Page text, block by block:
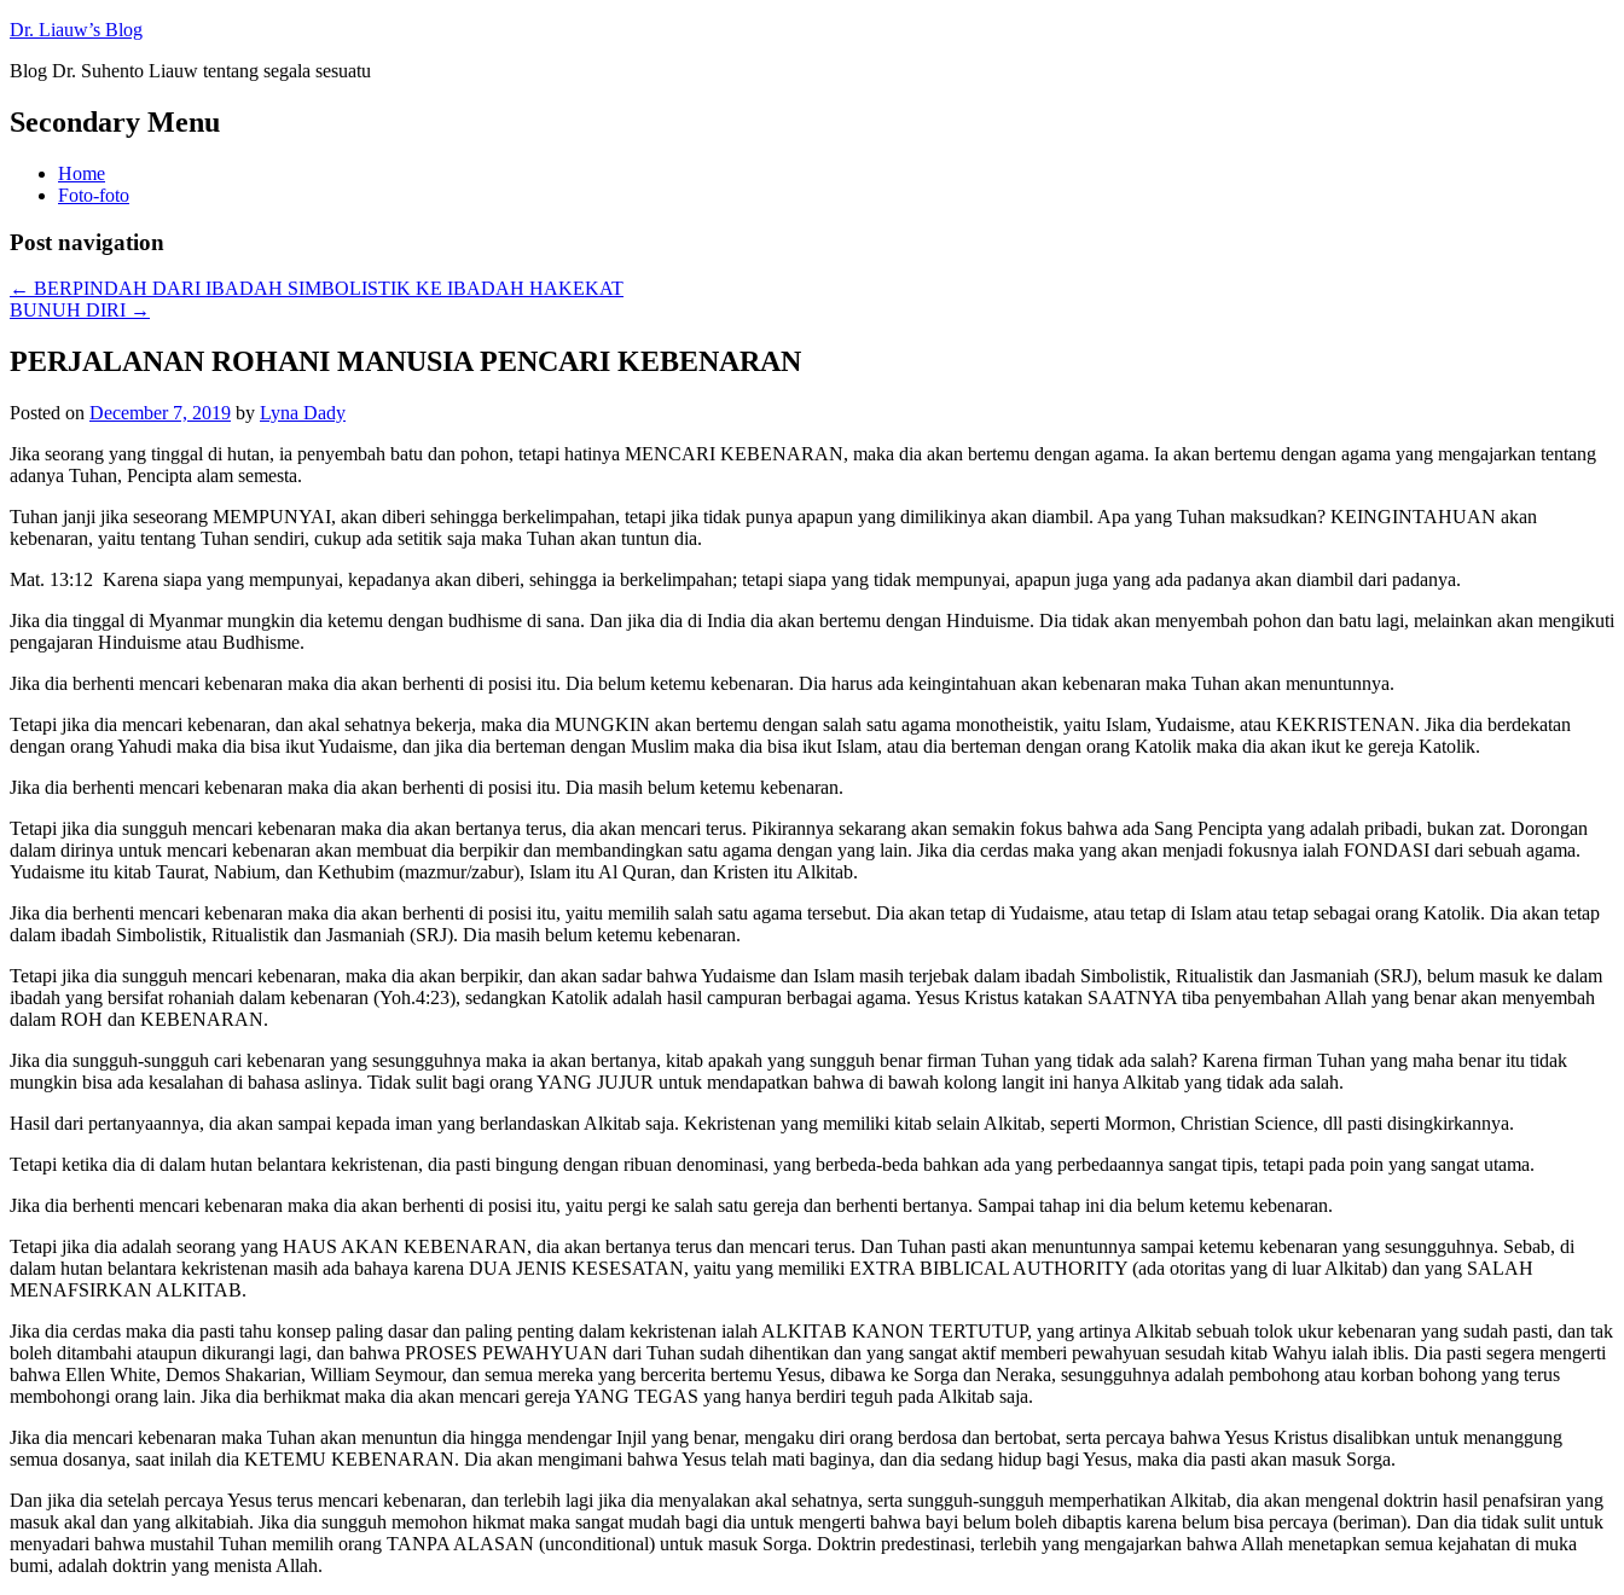
Dr. Liauw’s Blog
Blog Dr. Suhento Liauw tentang segala sesuatu
Secondary Menu
Home
Foto-foto
Post navigation
← BERPINDAH DARI IBADAH SIMBOLISTIK KE IBADAH HAKEKAT
BUNUH DIRI →
PERJALANAN ROHANI MANUSIA PENCARI KEBENARAN
Posted on December 7, 2019 by Lyna Dady
Jika seorang yang tinggal di hutan, ia penyembah batu dan pohon, tetapi hatinya MENCARI KEBENARAN, maka dia akan bertemu dengan agama. Ia akan bertemu dengan agama yang mengajarkan tentang
adanya Tuhan, Pencipta alam semesta.
Tuhan janji jika seseorang MEMPUNYAI, akan diberi sehingga berkelimpahan, tetapi jika tidak punya apapun yang dimilikinya akan diambil. Apa yang Tuhan maksudkan? KEINGINTAHUAN akan
kebenaran, yaitu tentang Tuhan sendiri, cukup ada setitik saja maka Tuhan akan tuntun dia.
Mat. 13:12 Karena siapa yang mempunyai, kepadanya akan diberi, sehingga ia berkelimpahan; tetapi siapa yang tidak mempunyai, apapun juga yang ada padanya akan diambil dari padanya.
Jika dia tinggal di Myanmar mungkin dia ketemu dengan budhisme di sana. Dan jika dia di India dia akan bertemu dengan Hinduisme. Dia tidak akan menyembah pohon dan batu lagi, melainkan akan mengikuti
pengajaran Hinduisme atau Budhisme.
Jika dia berhenti mencari kebenaran maka dia akan berhenti di posisi itu. Dia belum ketemu kebenaran. Dia harus ada keingintahuan akan kebenaran maka Tuhan akan menuntunnya.
Tetapi jika dia mencari kebenaran, dan akal sehatnya bekerja, maka dia MUNGKIN akan bertemu dengan salah satu agama monotheistik, yaitu Islam, Yudaisme, atau KEKRISTENAN. Jika dia berdekatan
dengan orang Yahudi maka dia bisa ikut Yudaisme, dan jika dia berteman dengan Muslim maka dia bisa ikut Islam, atau dia berteman dengan orang Katolik maka dia akan ikut ke gereja Katolik.
Jika dia berhenti mencari kebenaran maka dia akan berhenti di posisi itu. Dia masih belum ketemu kebenaran.
Tetapi jika dia sungguh mencari kebenaran maka dia akan bertanya terus, dia akan mencari terus. Pikirannya sekarang akan semakin fokus bahwa ada Sang Pencipta yang adalah pribadi, bukan zat. Dorongan
dalam dirinya untuk mencari kebenaran akan membuat dia berpikir dan membandingkan satu agama dengan yang lain. Jika dia cerdas maka yang akan menjadi fokusnya ialah FONDASI dari sebuah agama.
Yudaisme itu kitab Taurat, Nabium, dan Kethubim (mazmur/zabur), Islam itu Al Quran, dan Kristen itu Alkitab.
Jika dia berhenti mencari kebenaran maka dia akan berhenti di posisi itu, yaitu memilih salah satu agama tersebut. Dia akan tetap di Yudaisme, atau tetap di Islam atau tetap sebagai orang Katolik. Dia akan tetap
dalam ibadah Simbolistik, Ritualistik dan Jasmaniah (SRJ). Dia masih belum ketemu kebenaran.
Tetapi jika dia sungguh mencari kebenaran, maka dia akan berpikir, dan akan sadar bahwa Yudaisme dan Islam masih terjebak dalam ibadah Simbolistik, Ritualistik dan Jasmaniah (SRJ), belum masuk ke dalam
ibadah yang bersifat rohaniah dalam kebenaran (Yoh.4:23), sedangkan Katolik adalah hasil campuran berbagai agama. Yesus Kristus katakan SAATNYA tiba penyembahan Allah yang benar akan menyembah
dalam ROH dan KEBENARAN.
Jika dia sungguh-sungguh cari kebenaran yang sesungguhnya maka ia akan bertanya, kitab apakah yang sungguh benar firman Tuhan yang tidak ada salah? Karena firman Tuhan yang maha benar itu tidak
mungkin bisa ada kesalahan di bahasa aslinya. Tidak sulit bagi orang YANG JUJUR untuk mendapatkan bahwa di bawah kolong langit ini hanya Alkitab yang tidak ada salah.
Hasil dari pertanyaannya, dia akan sampai kepada iman yang berlandaskan Alkitab saja. Kekristenan yang memiliki kitab selain Alkitab, seperti Mormon, Christian Science, dll pasti disingkirkannya.
Tetapi ketika dia di dalam hutan belantara kekristenan, dia pasti bingung dengan ribuan denominasi, yang berbeda-beda bahkan ada yang perbedaannya sangat tipis, tetapi pada poin yang sangat utama.
Jika dia berhenti mencari kebenaran maka dia akan berhenti di posisi itu, yaitu pergi ke salah satu gereja dan berhenti bertanya. Sampai tahap ini dia belum ketemu kebenaran.
Tetapi jika dia adalah seorang yang HAUS AKAN KEBENARAN, dia akan bertanya terus dan mencari terus. Dan Tuhan pasti akan menuntunnya sampai ketemu kebenaran yang sesungguhnya. Sebab, di
dalam hutan belantara kekristenan masih ada bahaya karena DUA JENIS KESESATAN, yaitu yang memiliki EXTRA BIBLICAL AUTHORITY (ada otoritas yang di luar Alkitab) dan yang SALAH
MENAFSIRKAN ALKITAB.
Jika dia cerdas maka dia pasti tahu konsep paling dasar dan paling penting dalam kekristenan ialah ALKITAB KANON TERTUTUP, yang artinya Alkitab sebuah tolok ukur kebenaran yang sudah pasti, dan tak
boleh ditambahi ataupun dikurangi lagi, dan bahwa PROSES PEWAHYUAN dari Tuhan sudah dihentikan dan yang sangat aktif memberi pewahyuan sesudah kitab Wahyu ialah iblis. Dia pasti segera mengerti
bahwa Ellen White, Demos Shakarian, William Seymour, dan semua mereka yang bercerita bertemu Yesus, dibawa ke Sorga dan Neraka, sesungguhnya adalah pembohong atau korban bohong yang terus
membohongi orang lain. Jika dia berhikmat maka dia akan mencari gereja YANG TEGAS yang hanya berdiri teguh pada Alkitab saja.
Jika dia mencari kebenaran maka Tuhan akan menuntun dia hingga mendengar Injil yang benar, mengaku diri orang berdosa dan bertobat, serta percaya bahwa Yesus Kristus disalibkan untuk menanggung
semua dosanya, saat inilah dia KETEMU KEBENARAN. Dia akan mengimani bahwa Yesus telah mati baginya, dan dia sedang hidup bagi Yesus, maka dia pasti akan masuk Sorga.
Dan jika dia setelah percaya Yesus terus mencari kebenaran, dan terlebih lagi jika dia menyalakan akal sehatnya, serta sungguh-sungguh memperhatikan Alkitab, dia akan mengenal doktrin hasil penafsiran yang
masuk akal dan yang alkitabiah. Jika dia sungguh memohon hikmat maka sangat mudah bagi dia untuk mengerti bahwa bayi belum boleh dibaptis karena belum bisa percaya (beriman). Dan dia tidak sulit untuk
menyadari bahwa mustahil Tuhan memilih orang TANPA ALASAN (unconditional) untuk masuk Sorga. Doktrin predestinasi, terlebih yang mengajarkan bahwa Allah menetapkan semua kejahatan di muka
bumi, adalah doktrin yang menista Allah.